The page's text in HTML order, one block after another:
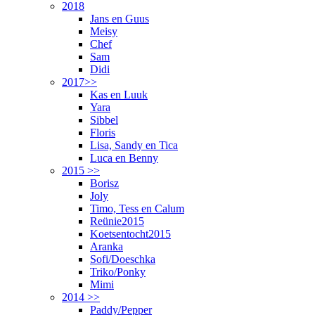
2018
Jans en Guus
Meisy
Chef
Sam
Didi
2017>>
Kas en Luuk
Yara
Sibbel
Floris
Lisa, Sandy en Tica
Luca en Benny
2015 >>
Borisz
Joly
Timo, Tess en Calum
Reünie2015
Koetsentocht2015
Aranka
Sofi/Doeschka
Triko/Ponky
Mimi
2014 >>
Paddy/Pepper